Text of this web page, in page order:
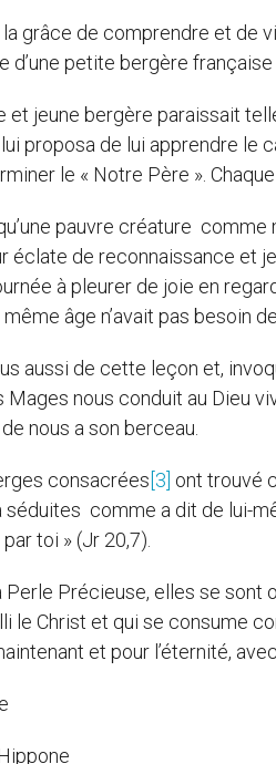
de comprendre et de
d’une petite bergère
bergère paraissait
proposa de lui apprendre le
le « Notre Père ».
pauvre créature
de reconnaissance et
à pleurer de joie en
âge n’avait pas besoin
de cette leçon et,
nous conduit au Dieu
nous a son berceau.
consacrées [3] ont trouvé
séduites comme a dit de lui-
toi » (Jr 20,7).
Précieuse, elles se sont
le Christ et qui se consume
et pour l’éternité,